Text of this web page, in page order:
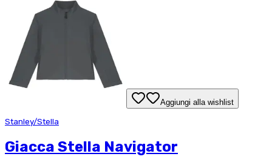
Aggiungi alla wishlist
Stanley/Stella
Giacca Stella Navigator